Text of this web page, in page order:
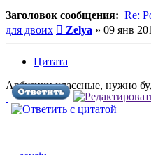
Заголовок сообщения: Re:
для двоих
Сообщение
Zelya » 09 янв
Цитата
Арбузики классные, нужно